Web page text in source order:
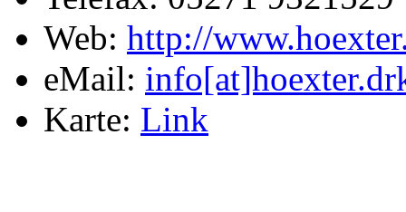
Web: http://
eMail:
Karte: Link